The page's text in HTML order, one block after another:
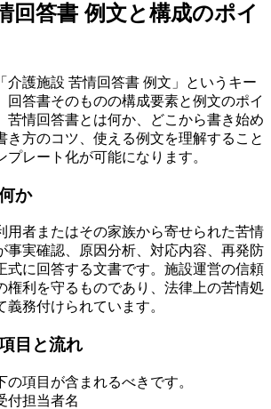
回答書 例文と構成のポイ
介護施設 苦情回答書 例文」というキー
回答書そのものの構成要素と例文のポイ
苦情回答書とは何か、どこから書き始め
き方のコツ、使える例文を理解すること
プレート化が可能になります。
か
用者またはその家族から寄せられた苦情
事実確認、原因分析、対応内容、再発防
式に回答する文書です。施設運営の信頼
権利を守るものであり、法律上の苦情処
務付けられています。
目と流れ
項目が含まれるべきです。
付担当者名